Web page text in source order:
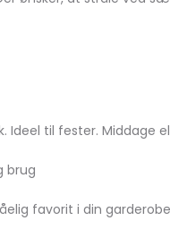
til fester. Middage
brug
favorit i din